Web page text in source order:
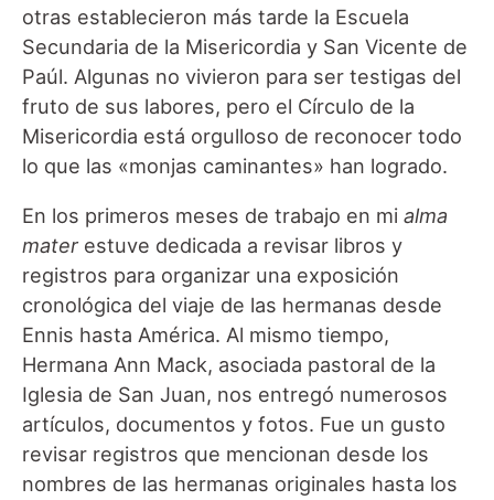
otras establecieron más tarde la Escuela
Secundaria de la Misericordia y San Vicente de
Paúl. Algunas no vivieron para ser testigas del
fruto de sus labores, pero el Círculo de la
Misericordia está orgulloso de reconocer todo
lo que las «monjas caminantes» han logrado.
En los primeros meses de trabajo en mi alma
mater estuve dedicada a revisar libros y
registros para organizar una exposición
cronológica del viaje de las hermanas desde
Ennis hasta América. Al mismo tiempo,
Hermana Ann Mack, asociada pastoral de la
Iglesia de San Juan, nos entregó numerosos
artículos, documentos y fotos. Fue un gusto
revisar registros que mencionan desde los
nombres de las hermanas originales hasta los